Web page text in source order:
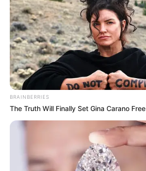
BRAINBERRIES
The Truth Will Finally Set Gina Carano Free